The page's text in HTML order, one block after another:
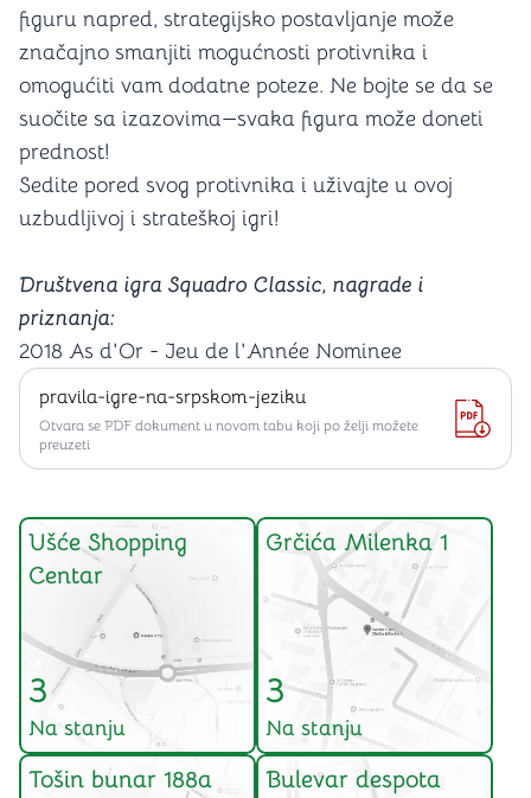
figuru napred, strategijsko postavljanje može
značajno smanjiti mogućnosti protivnika i
omogućiti vam dodatne poteze. Ne bojte se da se
suočite sa izazovima—svaka figura može doneti
prednost!
Sedite pored svog protivnika i uživajte u ovoj
uzbudljivoj i strateškoj igri!
Društvena igra Squadro Classic, nagrade i
priznanja:
2018 As d'Or - Jeu de l'Année Nominee
pravila-igre-na-srpskom-jeziku
Otvara se PDF dokument u novom tabu koji po želji možete
preuzeti
Ušće Shopping
Centar
3
Na stanju
Grčića Milenka 1
3
Na stanju
Tošin bunar 188a Bulevar despota